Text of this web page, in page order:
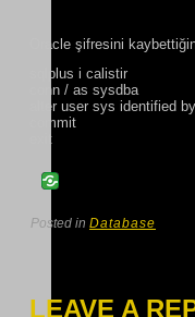
Oracle şifresini
sqlplus i calistir
conn / as sysdba
alter user sys identified
commit
exit
Posted in Database
LEAVE A